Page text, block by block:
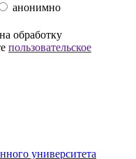
анонимно
обработку
пользовательское